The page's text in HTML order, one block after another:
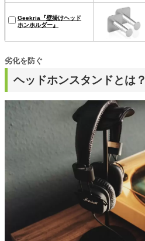
Geekria『壁掛けヘッド
ホンホルダー』
ヘッドホンスタンドとは？
劣化を防ぐ